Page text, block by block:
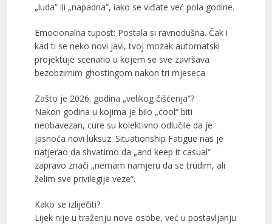
„luda“ ili „napadna“, iako se viđate već pola godine.
Emocionalna tupost: Postala si ravnodušna. Čak i
kad ti se neko novi javi, tvoj mozak automatski
projektuje scenario u kojem se sve završava
bezobzirnim ghostingom nakon tri mjeseca.
Zašto je 2026. godina „velikog čišćenja“?
Nakon godina u kojima je bilo „cool“ biti
neobavezan, cure su kolektivno odlučile da je
jasnoća novi luksuz. Situationship Fatigue nas je
natjerao da shvatimo da „and keep it casual“
zapravo znači „nemam namjeru da se trudim, ali
želim sve privilegije veze“.
Kako se izliječiti?
Lijek nije u traženju nove osobe, već u postavljanju